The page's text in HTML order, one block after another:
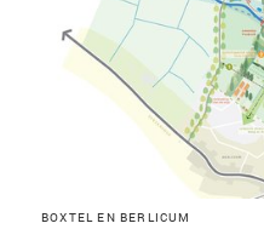
BOXTEL EN BERLICUM
SLA